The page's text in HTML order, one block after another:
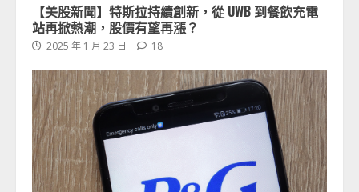
【美股新聞】特斯拉持續創新，從 UWB 到餐飲充電
站再掀熱潮，股價有望再漲？
2025 年 1 月 23 日 18